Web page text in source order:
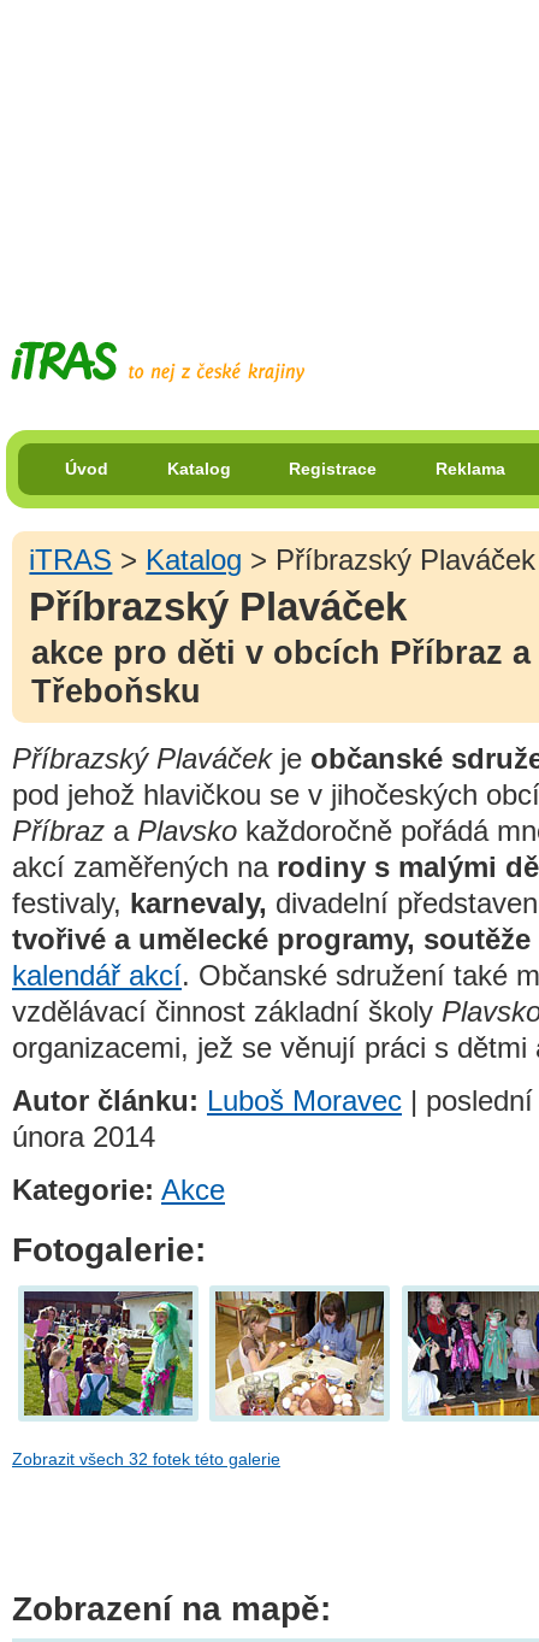
Úvod Katalog Registrace Reklama
iTRAS > Katalog > Příbrazský Plaváček
Příbrazský Plaváček
akce pro děti v obcích Příbraz a
Třeboňsku
Příbrazský Plaváčekje občanské
pod jehož hlavičkou se v jihočeských
Příbraz a Plavsko každoročně pořádá
akcí zaměřených na rodiny s malými
festivaly, karnevaly, divadelní
tvořivé a umělecké programy, soutěže
kalendář akcí. Občanské sdružení také
vzdělávací činnost základní školy
organizacemi, jež se věnují práci s dětmi
Autor článku: Luboš Moravec |
února 2014
Kategorie: Akce
Fotogalerie:
Zobrazit všech 32 fotek této galerie
Zobrazení na mapě: